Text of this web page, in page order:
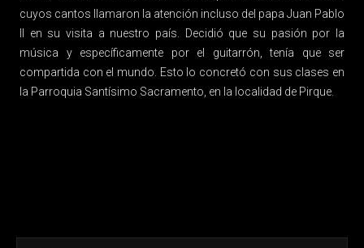
cuyos cantos llamaron la atención incluso del papa Juan Pablo
II en su visita a nuestro país. Decidió que su pasión por la
música y específicamente por el guitarrón, tenía que ser
compartida con el mundo. Esto lo concretó con sus clases en
la Parroquia Santísimo Sacramento, en la localidad de Pirque.